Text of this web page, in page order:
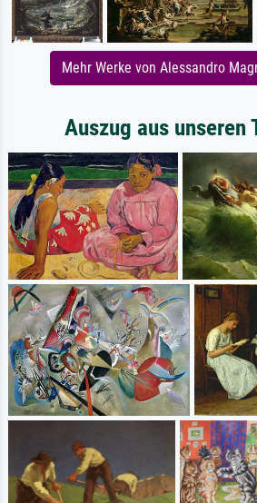
Mehr Werke von Alessandro
Auszug aus unseren